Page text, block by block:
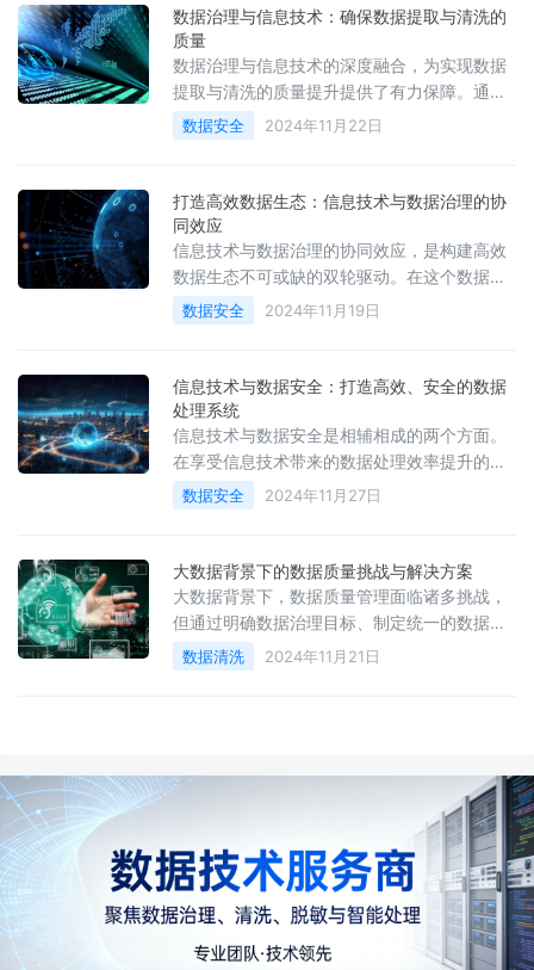
展。只有这样，企业才能在激烈的市场竞争中
立于不败之地，实现可持续发展。
数据治理与信息技术：确保数据提取与清洗的
质量
数据治理与信息技术的深度融合，为实现数据
提取与清洗的质量提升提供了有力保障。通过
制定统一的数据标准和规范、建立数据质量监
控体系、利用信息技术手段提高数据处理效率
和安全性，为数据分析、决策制定和业务优化
提供可靠的基础。未来，随着技术的不断进步
和应用的不断深化，数据治理与信息技术的融
合将更加紧密，为企业数字化转型和智能化升
级提供更加强有力的支持。
数据安全 2024年11月22日
打造高效数据生态：信息技术与数据治理的协
同效应
信息技术与数据治理的协同效应，是构建高效
数据生态不可或缺的双轮驱动。在这个数据为
王的时代，只有不断优化这一组合，才能充分
挖掘数据潜力，推动经济社会的高质量发展。
数据安全 2024年11月19日
信息技术与数据安全：打造高效、安全的数据
处理系统
信息技术与数据安全是相辅相成的两个方面。
在享受信息技术带来的数据处理效率提升的同
时，必须高度重视数据安全，通过构建多层次
的防御体系、实施严格的数据管理政策和强化
效与安全。只有这样，企业才能在激烈的市场
竞争中立于不败之地，实现可持续发展。
数据安全 2024年11月27日
大数据背景下的数据质量挑战与解决方案
大数据背景下，数据质量管理面临诸多挑战，
但通过明确数据治理目标、制定统一的数据标
准、建立数据质量监控机制、实施数据清洗和
预处理、加强数据安全保护、利用云计算和分
发挥大数据的价值和作用。
数据清洗 2024年11月21日